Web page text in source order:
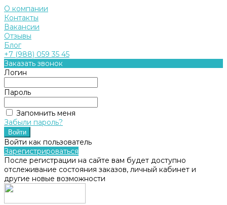
О компании
Контакты
Вакансии
Отзывы
Блог
+7 (988) 059 35 45
Заказать звонок
Логин
Пароль
Запомнить меня
Забыли пароль?
Войти как пользователь
Зарегистрироваться
После регистрации на сайте вам будет доступно
отслеживание состояния заказов, личный кабинет и
другие новые возможности